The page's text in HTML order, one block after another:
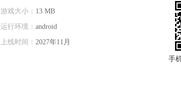
游戏大小： 13 MB
运行环境： android
上线时间： 2027年11月
手